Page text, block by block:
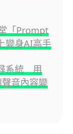
「Prompt
變身AI高手
系統 用
音內容變